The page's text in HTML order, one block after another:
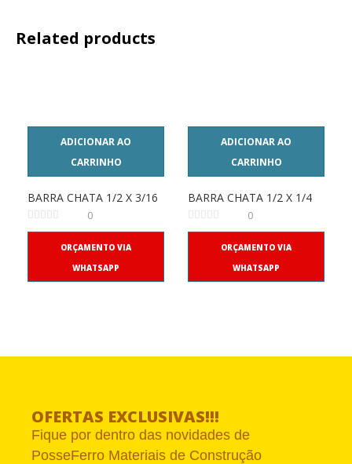
Related products
ADICIONAR AO
CARRINHO
BARRA CHATA 1/2 X 3/16
0
ORÇAMENTO VIA
WHATSAPP
ADICIONAR AO
CARRINHO
BARRA CHATA 1/2 X 1/4
0
ORÇAMENTO VIA
WHATSAPP
OFERTAS EXCLUSIVAS!!!
Fique por dentro das novidades de
PosseFerro Materiais de Construção